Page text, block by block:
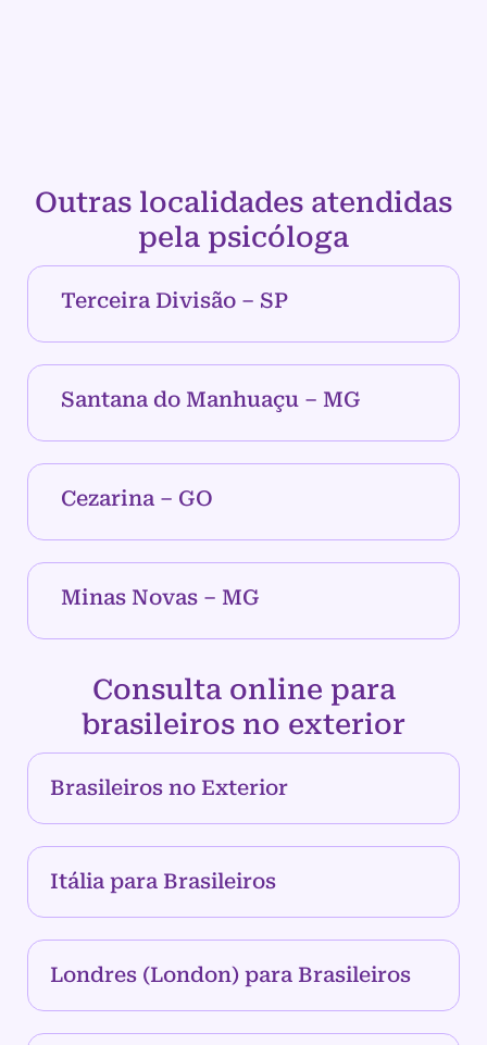
Outras localidades atendidas
pela psicóloga
Terceira Divisão – SP
Santana do Manhuaçu – MG
Cezarina – GO
Minas Novas – MG
Consulta online para
brasileiros no exterior
Brasileiros no Exterior
Itália para Brasileiros
Londres (London) para Brasileiros